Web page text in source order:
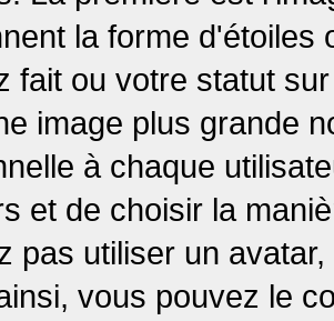
la forme d'étoiles
fait ou votre statut
image plus grande
à chaque
et de choisir la
pas utiliser un
vous pouvez le